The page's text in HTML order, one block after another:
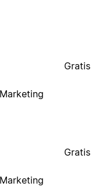
Gratis
Gratis